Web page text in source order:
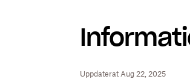
Uppdaterat Aug 22, 2025